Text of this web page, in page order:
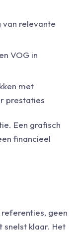
van relevante
VOG in
met
prestaties
Een grafisch
financieel
geen
snelst klaar. Het